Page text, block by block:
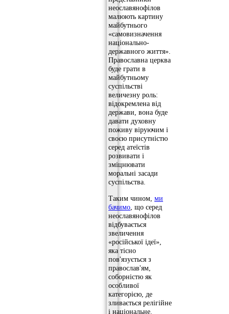
неославянофілов
малюють картину
майбутнього
«самовизначення
національно-
державного життя».
Православна церква
буде грати в
майбутньому
суспільстві
величезну роль:
відокремлена від
держави, вона буде
давати духовну
поживу віруючим і
своєю присутністю
серед атеїстів
розвивати і
зміцнювати
моральні засади
суспільства.
Таким чином, ми
бачимо , що серед
неославянофілов
відбувається
звеличення
«російської ідеї»,
яка тісно
пов'язується з
православ'ям,
соборністю як
особливої ​​
категорією, де
зливається релігійне
і національне.